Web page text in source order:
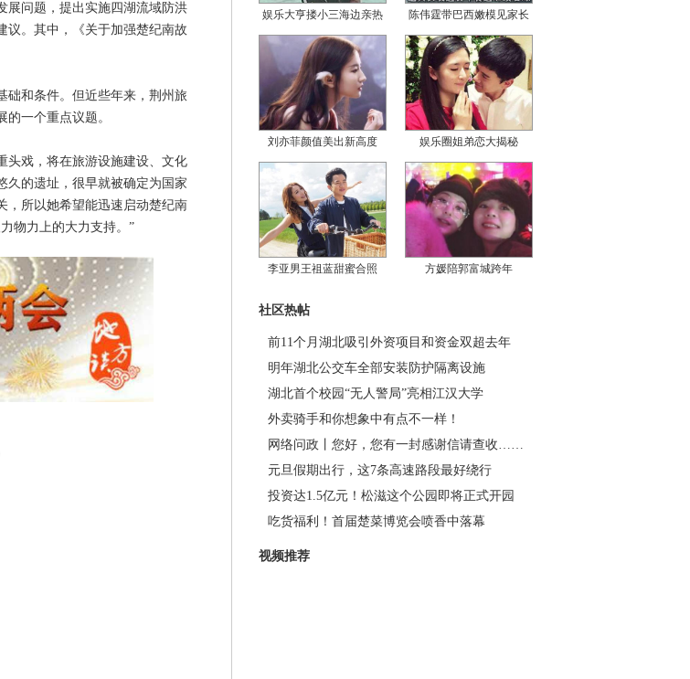
问题，提出实施四湖流域防洪
议。其中，《关于加强楚纪南故
和条件。但近些年来，荆州旅
一个重点议题。
戏，将在旅游设施建设、文化
久的遗址，很早就被确定为国家
，所以她希望能迅速启动楚纪南
物力上的大力支持。”
娱乐大亨搂小三海边亲热 陈伟霆带巴西嫩模见家长
刘亦菲颜值美出新高度 娱乐圈姐弟恋大揭秘
李亚男王祖蓝甜蜜合照 方媛陪郭富城跨年
社区热帖
前11个月湖北吸引外资项目和资金双超去年
明年湖北公交车全部安装防护隔离设施
湖北首个校园“无人警局”亮相江汉大学
外卖骑手和你想象中有点不一样！
网络问政丨您好，您有一封感谢信请查收……
元旦假期出行，这7条高速路段最好绕行
投资达1.5亿元！松滋这个公园即将正式开园
吃货福利！首届楚菜博览会喷香中落幕
视频推荐